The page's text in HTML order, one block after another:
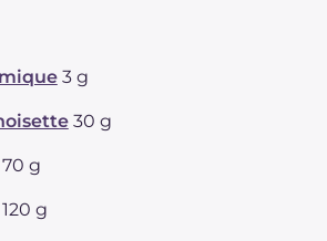
3 g
30 g
70 g
120 g